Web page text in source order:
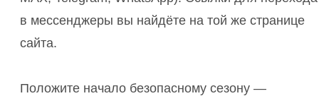
в мессенджеры вы найдёте на той же странице
сайта.
Положите начало безопасному сезону —